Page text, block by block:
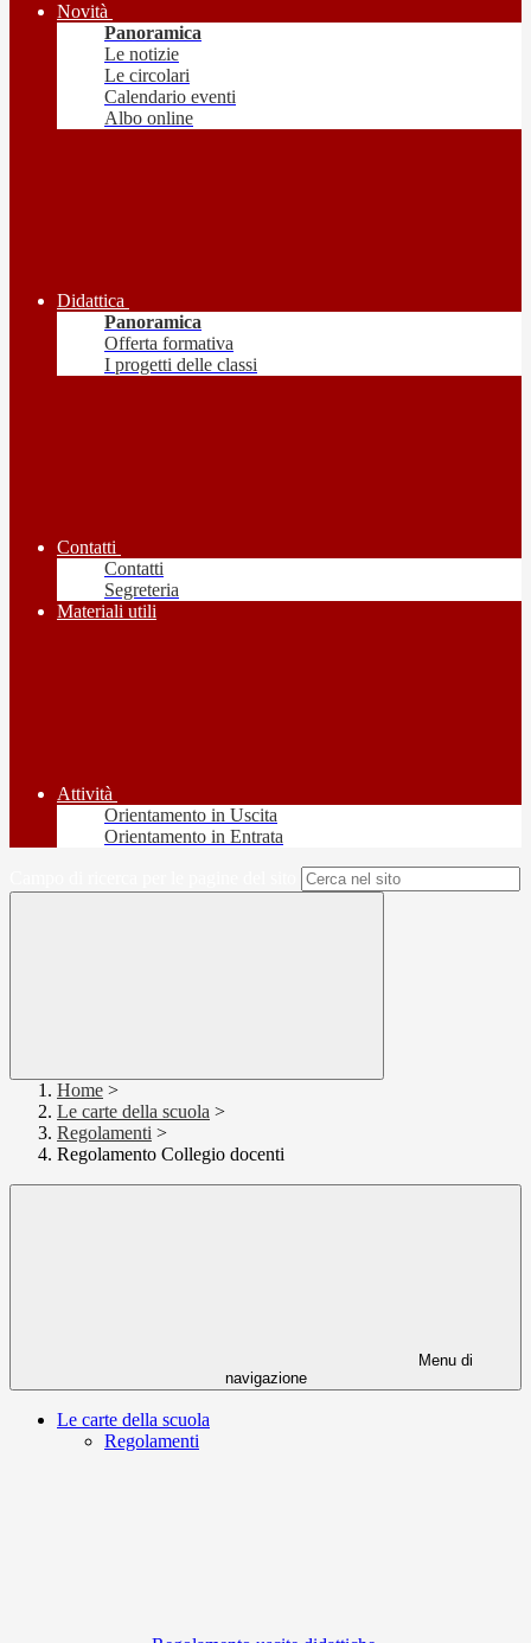
Novità
Panoramica
Le notizie
Le circolari
Calendario eventi
Albo online
Didattica
Panoramica
Offerta formativa
I progetti delle classi
Contatti
Contatti
Segreteria
Materiali utili
Attività
Orientamento in Uscita
Orientamento in Entrata
Home >
Le carte della scuola >
Regolamenti >
Regolamento Collegio docenti
Menu di
navigazione
Le carte della scuola
Regolamenti